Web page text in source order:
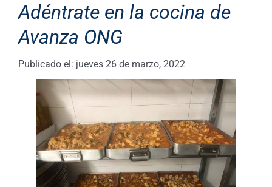
Zona de prensa
Adéntrate en la cocina de
Avanza ONG
Publicado el: jueves 26 de marzo, 2022